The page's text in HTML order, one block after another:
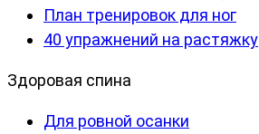
План тренировок для ног
40 упражнений на растяжку
Здоровая спина
Для ровной осанки